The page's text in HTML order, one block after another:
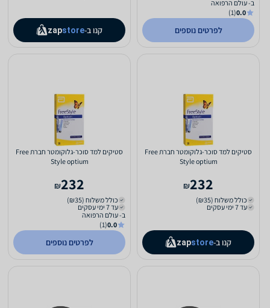
ב- עולם הרפואה
0.0
(1)
לפרטים נוספים קנו ב- zapstore
סטיקים למד סוכר-גלוקומטר חברת Free
Style optium
232
₪
כולל משלוח (₪35)
עד 7 ימי עסקים
קנו ב- zapstore
סטיקים למד סוכר-גלוקומטר חברת Free
Style optium
232
₪
כולל משלוח (₪35)
עד 7 ימי עסקים
ב- עולם הרפואה
0.0
(1)
לפרטים נוספים